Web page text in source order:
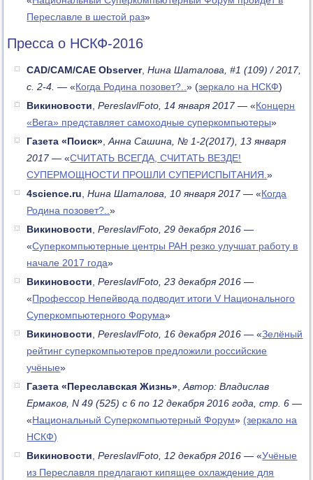
Переславле в шестой раз»
Пресса о НСКФ-2016
CAD/CAM/CAE Observer,Нина Шаталова, #1 (109) / 2017,
с. 2-4. — «Когда Родина позовет?..» (зеркало на НСКФ)
Викиновости ,PereslavlFoto, 14 января 2017— «Концерн
«Вега» представляет самоходные суперкомпьютеры»
Газета «Поиск» ,Анна Сашина, № 1-2(2017), 13 января
2017— «СЧИТАТЬ ВСЕГДА, СЧИТАТЬ ВЕЗДЕ!
СУПЕРМОЩНОСТИ ПРОШЛИ СУПЕРИСПЫТАНИЯ.»
4science.ru ,Нина Шаталова, 10 января 2017— «Когда
Родина позовет?..»
Викиновости ,PereslavlFoto, 29 декабря 2016 —
«Суперкомпьютерные центры РАН резко улучшат работу в
начале 2017 года»
Викиновости ,PereslavlFoto, 23 декабря 2016 —
«Профессор Непейвода подводит итоги V Национального
Суперкомпьютерного Форума»
Викиновости ,PereslavlFoto, 16 декабря 2016 — «Зелёный
рейтинг суперкомпьютеров предложили российские
учёные»
Газета «Переславская Жизнь» ,Автор: Владислав
Ермаков, N 49 (525) с 6 по 12 декабря 2016 года, стр. 6 —
«Национальный Суперкомпьютерный Форум» (зеркало на
НСКФ)
Викиновости ,PereslavlFoto, 12 декабря 2016 — «Учёные
из Переславля предлагают кипящее охлаждение для